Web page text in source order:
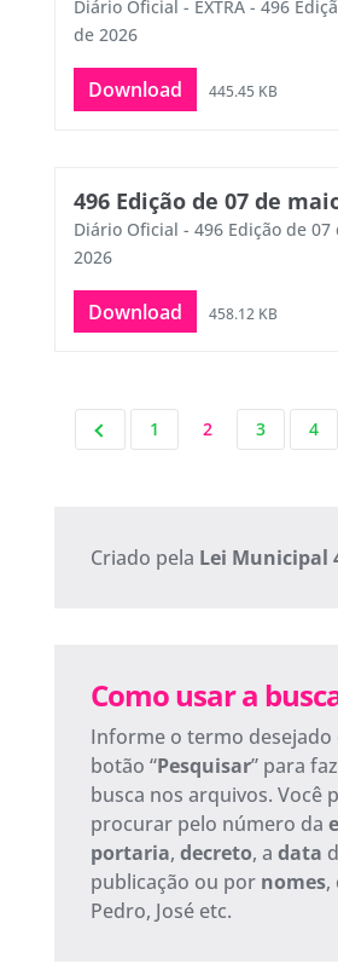
Diário Oficial - EXTRA - 496
de 2026
Download 445.45 KB
496 Edição de 07 de
Diário Oficial - 496 Edição de 07
2026
Download 458.12 KB
1 2 3 4
Criado pela Lei Municipal
Como usar a
Informe o termo desejado
botão “Pesquisar” para
busca nos arquivos. Você
procurar pelo número da
portaria, decreto, a data
publicação ou por nomes,
Pedro, José etc.